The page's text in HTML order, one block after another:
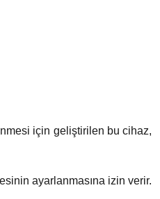
için geliştirilen bu cihaz,
ayarlanmasına izin verir.